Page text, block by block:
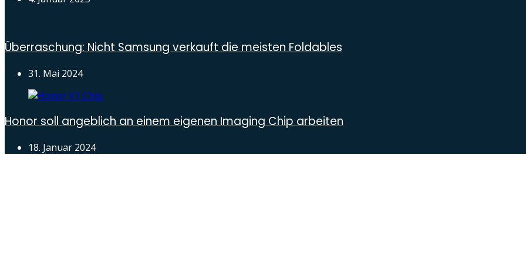
Überraschung: Nicht Samsung verkauft die meisten Foldables
31. Mai 2024
Honor soll angeblich an einem eigenen Imaging Chip arbeiten
18. Januar 2024